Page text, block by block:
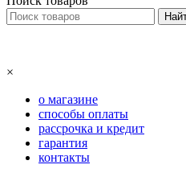
×
о магазине
способы оплаты
рассрочка и кредит
гарантия
контакты